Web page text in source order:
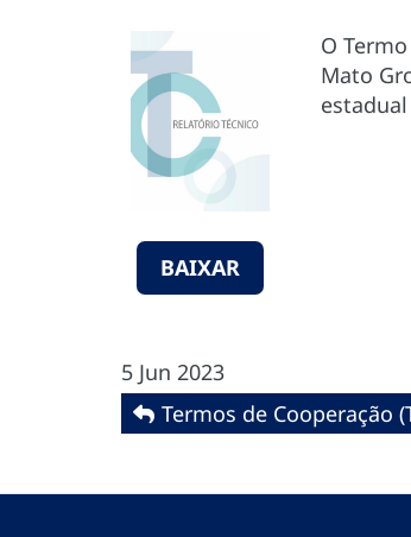
BAIXAR
O
Mato
5 Jun 2023
Termos de Cooperação